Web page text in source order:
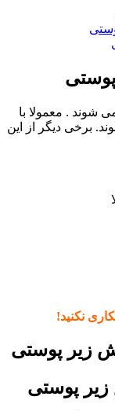
شوند . معمولا با
برخی دیگر از این
نکنید!
پوستی